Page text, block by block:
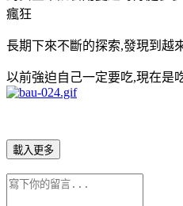
瘋狂
長期下來不斷的探索,發現到越
以前強迫自己一定要吃,現在是
載入更多